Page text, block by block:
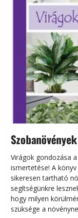
Szobanövények
Virágok gondozása
ismertetése! A
sikeresen tart­ha­tó
segítségünkre
hogy milyen
szüksége a